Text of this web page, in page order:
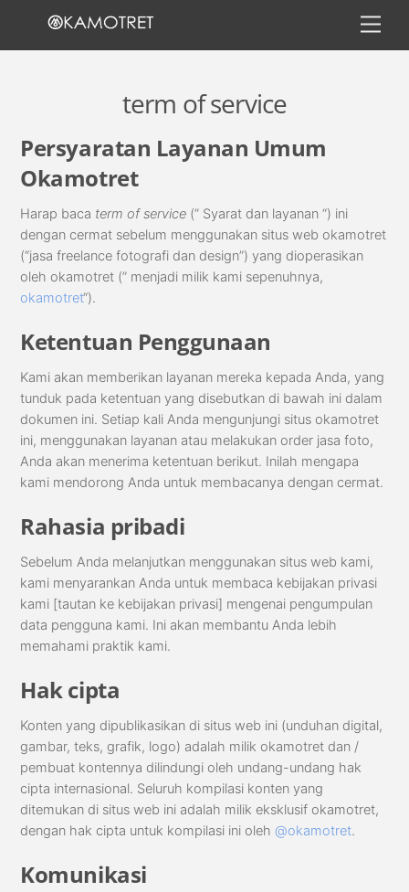
content
term of service
Persyaratan Layanan Umum
Okamotret
Harap baca term of service (” Syarat dan layanan “) ini
dengan cermat sebelum menggunakan situs web okamotret
(“jasa freelance fotografi dan design”) yang dioperasikan
oleh okamotret (” menjadi milik kami sepenuhnya,
okamotret“).
Ketentuan Penggunaan
Kami akan memberikan layanan mereka kepada Anda, yang
tunduk pada ketentuan yang disebutkan di bawah ini dalam
dokumen ini. Setiap kali Anda mengunjungi situs okamotret
ini, menggunakan layanan atau melakukan order jasa foto,
Anda akan menerima ketentuan berikut. Inilah mengapa
kami mendorong Anda untuk membacanya dengan cermat.
Rahasia pribadi
Sebelum Anda melanjutkan menggunakan situs web kami,
kami menyarankan Anda untuk membaca kebijakan privasi
kami [tautan ke kebijakan privasi] mengenai pengumpulan
data pengguna kami. Ini akan membantu Anda lebih
memahami praktik kami.
Hak cipta
Konten yang dipublikasikan di situs web ini (unduhan digital,
gambar, teks, grafik, logo) adalah milik okamotret dan /
pembuat kontennya dilindungi oleh undang-undang hak
cipta internasional. Seluruh kompilasi konten yang
ditemukan di situs web ini adalah milik eksklusif okamotret,
dengan hak cipta untuk kompilasi ini oleh@okamotret.
Komunikasi